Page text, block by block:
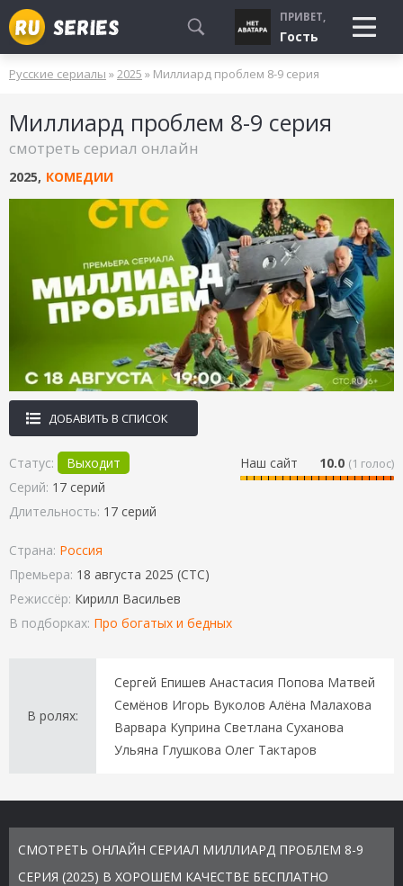
СМОТРЮ
БУДУ СМОТРЕТЬ
УЖЕ СМОТРЕЛ
ПРИВЕТ,
Гость
Русские сериалы »2025 » Миллиард проблем 8-9 серия
Миллиард проблем 8-9 серия
смотреть сериал онлайн
2025, КОМЕДИИ
ДОБАВИТЬ В СПИСОК
Наш сайт 10.0 (1 голос)
Статус:
Выходит
Серий: 17 серий
Длительность: 17 серий
Страна: Россия
Премьера: 18 августа 2025 (СТС)
Режиссёр: Кирилл Васильев
В подборках: Про богатых и бедных
В ролях:
Сергей Епишев Анастасия Попова Матвей
Семёнов Игорь Вуколов Алёна Малахова
Варвара Куприна Светлана Суханова
Ульяна Глушкова Олег Тактаров
СМОТРЕТЬ ОНЛАЙН СЕРИАЛ МИЛЛИАРД ПРОБЛЕМ 8-9
СЕРИЯ (2025) В ХОРОШЕМ КАЧЕСТВЕ БЕСПЛАТНО